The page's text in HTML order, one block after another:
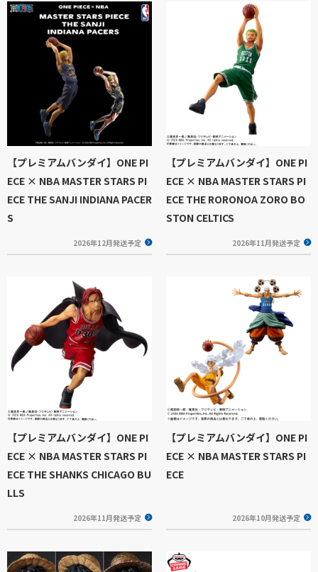
【プレミアムバンダイ】ONE PI
ECE × NBA MASTER STARS PI
ECE THE SANJI INDIANA PACER
S
2026年12月発送予定
【プレミアムバンダイ】ONE PI
ECE × NBA MASTER STARS PI
ECE THE RORONOA ZORO BO
STON CELTICS
2026年11月発送予定
【プレミアムバンダイ】ONE PI
ECE × NBA MASTER STARS PI
ECE THE SHANKS CHICAGO BU
LLS
2026年11月発送予定
【プレミアムバンダイ】ONE PI
ECE × NBA MASTER STARS PI
ECE
2026年10月発送予定